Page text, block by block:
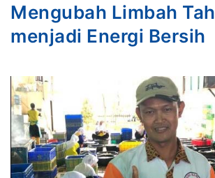
Mengubah Limbah
menjadi Energi Bersih